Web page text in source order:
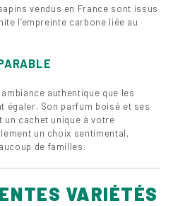
vendus en France sont issus
l’empreinte carbone liée au
authentique que les
égaler. Son parfum boisé et ses
cachet unique à votre
un choix sentimental,
de familles.
VARIÉTÉS